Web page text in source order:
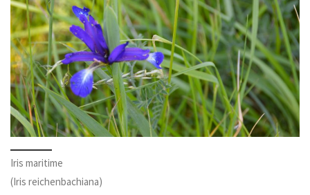
Iris maritime
(Iris reichenbachiana)